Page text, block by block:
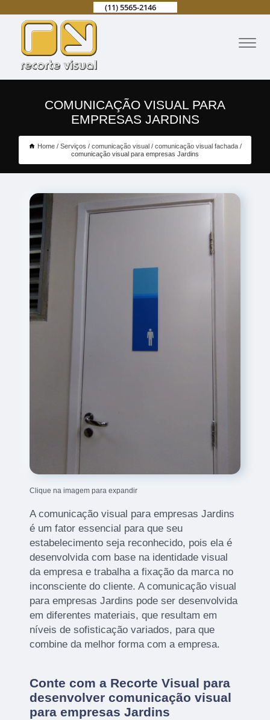
(11) 5565-2146
COMUNICAÇÃO VISUAL PARA
EMPRESAS JARDINS
Home Serviços comunicação visual
comunicação visual fachada
comunicação visual para empresas Jardins
Clique na imagem para expandir
A comunicação visual para empresas Jardins
é um fator essencial para que seu
estabelecimento seja reconhecido, pois ela é
desenvolvida com base na identidade visual
da empresa e trabalha a fixação da marca no
inconsciente do cliente. A comunicação visual
para empresas Jardins pode ser desenvolvida
em diferentes materiais, que resultam em
níveis de sofisticação variados, para que
combine da melhor forma com a empresa.
Conte com a Recorte Visual para
desenvolver comunicação visual
para empresas Jardins